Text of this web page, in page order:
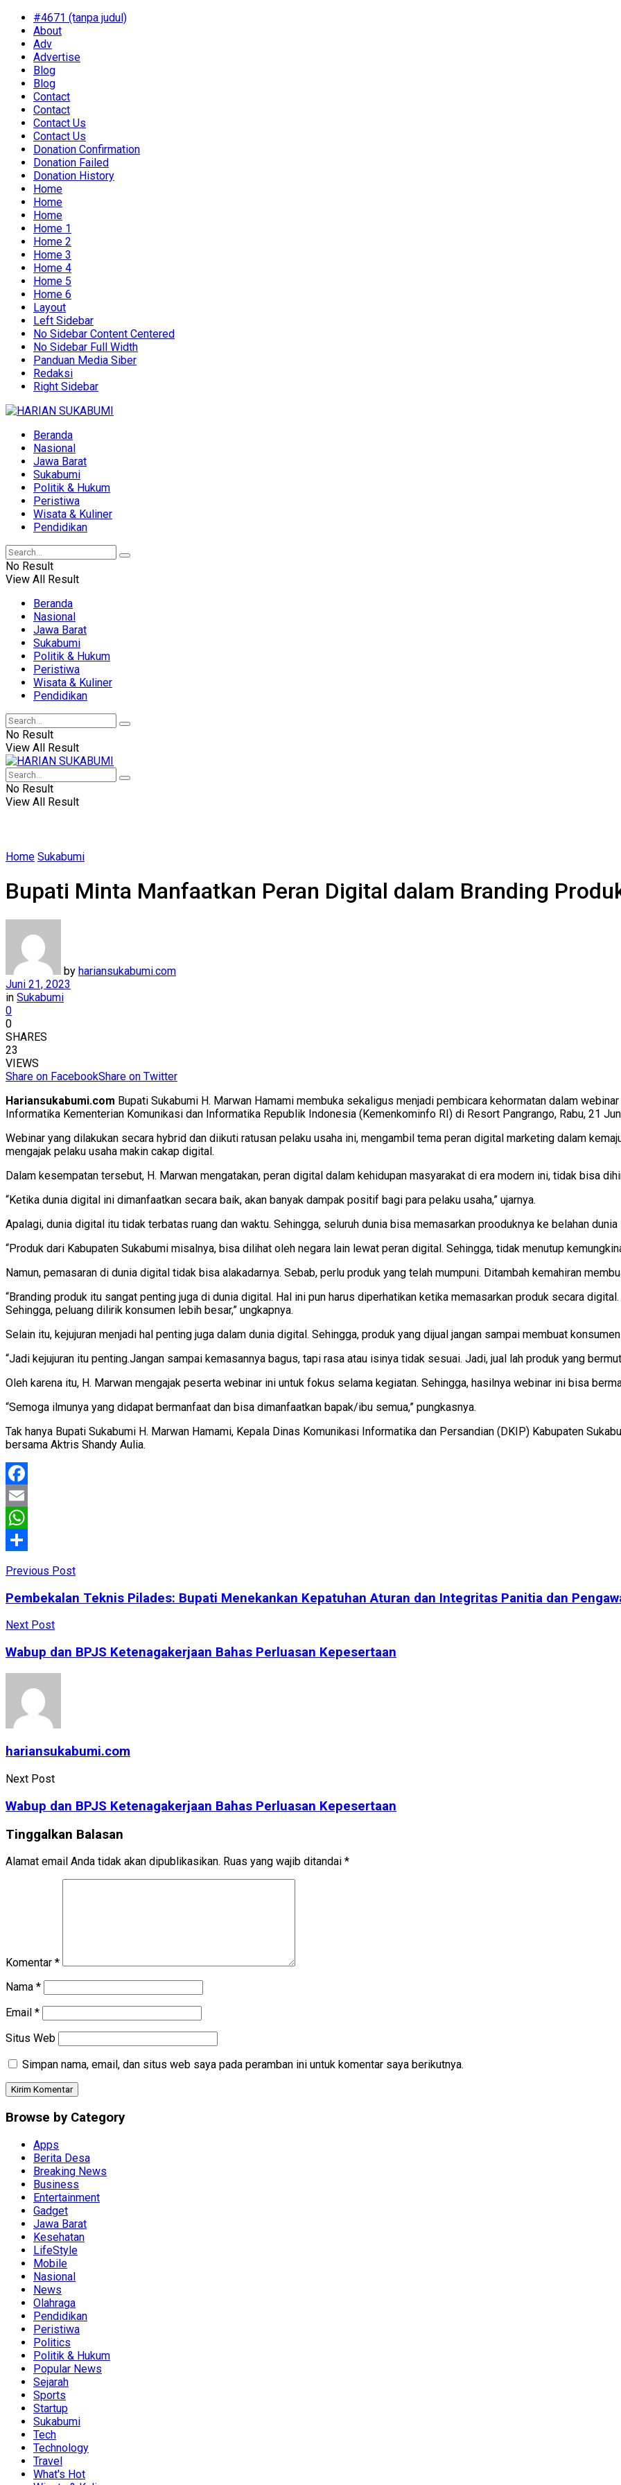
#4671 (tanpa judul)
About
Adv
Advertise
Blog
Blog
Contact
Contact
Contact Us
Contact Us
Donation Confirmation
Donation Failed
Donation History
Home
Home
Home
Home 1
Home 2
Home 3
Home 4
Home 5
Home 6
Layout
Left Sidebar
No Sidebar Content Centered
No Sidebar Full Width
Panduan Media Siber
Redaksi
Right Sidebar
Beranda
Nasional
Jawa Barat
Sukabumi
Politik & Hukum
Peristiwa
Wisata & Kuliner
Pendidikan
No Result
View All Result
Beranda
Nasional
Jawa Barat
Sukabumi
Politik & Hukum
Peristiwa
Wisata & Kuliner
Pendidikan
No Result
View All Result
No Result
View All Result
Home Sukabumi
Bupati Minta Manfaatkan Peran Digital dalam Branding
by hariansukabumi.com
Juni 21, 2023
in Sukabumi
0
0
SHARES
23
VIEWS
Share on FacebookShare on Twitter
Hariansukabumi.com Bupati Sukabumi H. Marwan Hamami membuka sekaligus menjadi pembicara kehormatan dalam
Informatika Kementerian Komunikasi dan Informatika Republik Indonesia (Kemenkominfo RI) di Resort Pangrango, Rabu, 21
Webinar yang dilakukan secara hybrid dan diikuti ratusan pelaku usaha ini, mengambil tema peran digital marketing dalam
mengajak pelaku usaha makin cakap digital.
Dalam kesempatan tersebut, H. Marwan mengatakan, peran digital dalam kehidupan masyarakat di era modern ini, tidak bisa
“Ketika dunia digital ini dimanfaatkan secara baik, akan banyak dampak positif bagi para pelaku usaha,” ujarnya.
Apalagi, dunia digital itu tidak terbatas ruang dan waktu. Sehingga, seluruh dunia bisa memasarkan prooduknya ke belahan dunia
“Produk dari Kabupaten Sukabumi misalnya, bisa dilihat oleh negara lain lewat peran digital. Sehingga, tidak menutup
Namun, pemasaran di dunia digital tidak bisa alakadarnya. Sebab, perlu produk yang telah mumpuni. Ditambah kemahiran
“Branding produk itu sangat penting juga di dunia digital. Hal ini pun harus diperhatikan ketika memasarkan produk secara
Sehingga, peluang dilirik konsumen lebih besar,” ungkapnya.
Selain itu, kejujuran menjadi hal penting juga dalam dunia digital. Sehingga, produk yang dijual jangan sampai membuat
“Jadi kejujuran itu penting.Jangan sampai kemasannya bagus, tapi rasa atau isinya tidak sesuai. Jadi, jual lah produk yang
Oleh karena itu, H. Marwan mengajak peserta webinar ini untuk fokus selama kegiatan. Sehingga, hasilnya webinar ini bisa
“Semoga ilmunya yang didapat bermanfaat dan bisa dimanfaatkan bapak/ibu semua,” pungkasnya.
Tak hanya Bupati Sukabumi H. Marwan Hamami, Kepala Dinas Komunikasi Informatika dan Persandian (DKIP) Kabupaten
bersama Aktris Shandy Aulia.
Facebook
Email
WhatsApp
Previous Post
Pembekalan Teknis Pilades: Bupati Menekankan Kepatuhan Aturan dan Integritas Panitia dan
Next Post
Wabup dan BPJS Ketenagakerjaan Bahas Perluasan Kepesertaan
hariansukabumi.com
Next Post
Wabup dan BPJS Ketenagakerjaan Bahas Perluasan Kepesertaan
Tinggalkan Balasan
Alamat email Anda tidak akan dipublikasikan. Ruas yang wajib ditandai *
Komentar *
Nama *
Email *
Situs Web
Simpan nama, email, dan situs web saya pada peramban ini untuk komentar saya berikutnya.
Browse by Category
Apps
Berita Desa
Breaking News
Business
Entertainment
Gadget
Jawa Barat
Kesehatan
LifeStyle
Mobile
Nasional
News
Olahraga
Pendidikan
Peristiwa
Politics
Politik & Hukum
Popular News
Sejarah
Sports
Startup
Sukabumi
Tech
Technology
Travel
What's Hot